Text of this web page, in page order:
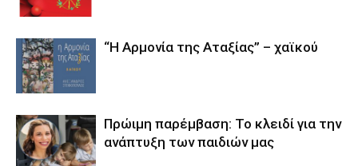
“Η Αρμονία της Αταξίας” – χαϊκού
Πρώιμη παρέμβαση: Το κλειδί για την
ανάπτυξη των παιδιών µας